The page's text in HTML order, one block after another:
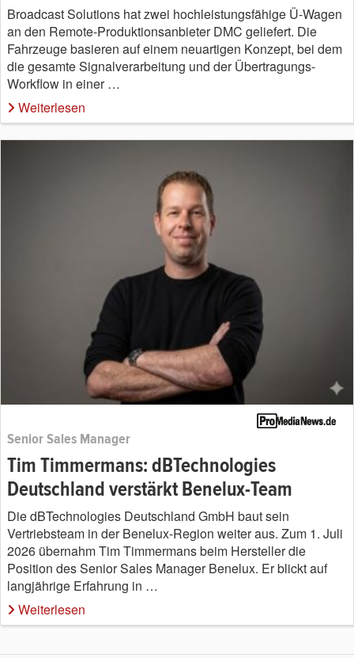
Broadcast Solutions hat zwei hochleistungsfähige Ü-Wagen
an den Remote-Produktionsanbieter DMC geliefert. Die
Fahrzeuge basieren auf einem neuartigen Konzept, bei dem
die gesamte Signalverarbeitung und der Übertragungs-
Workflow in einer …
Weiterlesen
Senior Sales Manager
Tim Timmermans: dBTechnologies
Deutschland verstärkt Benelux-Team
Die dBTechnologies Deutschland GmbH baut sein
Vertriebsteam in der Benelux-Region weiter aus. Zum 1. Juli
2026 übernahm Tim Timmermans beim Hersteller die
Position des Senior Sales Manager Benelux. Er blickt auf
langjährige Erfahrung in …
Weiterlesen